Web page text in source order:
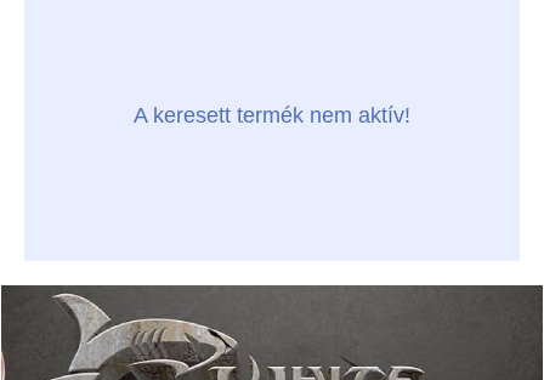
A keresett termék nem aktív!